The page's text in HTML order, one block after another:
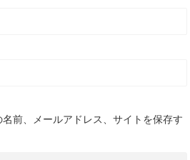
前、メールアドレス、サイトを保存す